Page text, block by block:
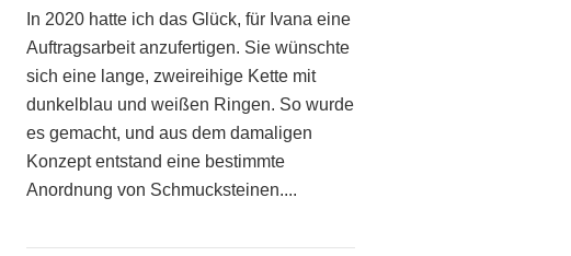
In 2020 hatte ich das Glück, für Ivana eine
Auftragsarbeit anzufertigen. Sie wünschte
sich eine lange, zweireihige Kette mit
dunkelblau und weißen Ringen. So wurde
es gemacht, und aus dem damaligen
Konzept entstand eine bestimmte
Anordnung von Schmucksteinen....